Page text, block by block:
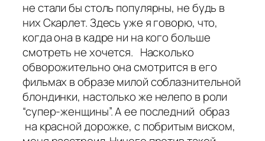
не стали бы столь популярны, не будь в
них Скарлет. Здесь уже я говорю, что,
когда она в кадре ни на кого больше
смотреть не хочется. Насколько
обворожительно она смотрится в его
фильмах в образе милой соблазнительной
блондинки, настолько же нелепо в роли
“супер-женщины”. А ее последний образ
на красной дорожке, с побритым виском,